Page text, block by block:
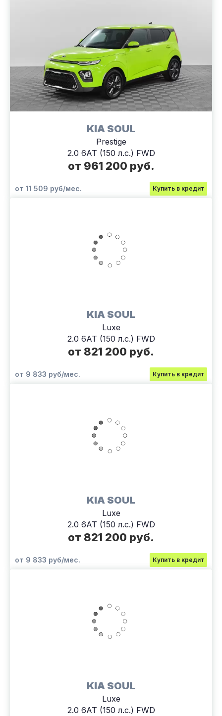
KIA SOUL
Prestige
2.0 6АТ (150 л.с.) FWD
от 961 200 руб.
от 11 509 руб/мес. Купить в кредит
KIA SOUL
Luxe
2.0 6АТ (150 л.с.) FWD
от 821 200 руб.
от 9 833 руб/мес. Купить в кредит
KIA SOUL
Luxe
2.0 6АТ (150 л.с.) FWD
от 821 200 руб.
от 9 833 руб/мес. Купить в кредит
KIA SOUL
Luxe
2.0 6АТ (150 л.с.) FWD